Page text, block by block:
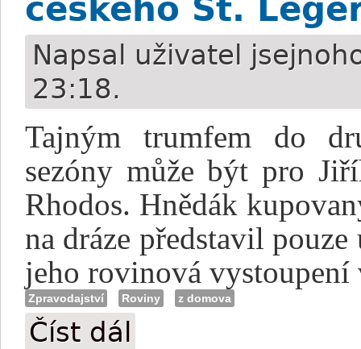
českého St.
Napsal uživatel
23:18.
Tajným trumfem do
sezóny může být pro
Rhodos. Hnědák
na dráze představil
jeho rovinová vystoupení
Zpravodajství Roviny z domova
Číst dál